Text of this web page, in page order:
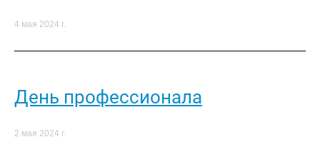
4 мая 2024 г.
День профессионала
2 мая 2024 г.